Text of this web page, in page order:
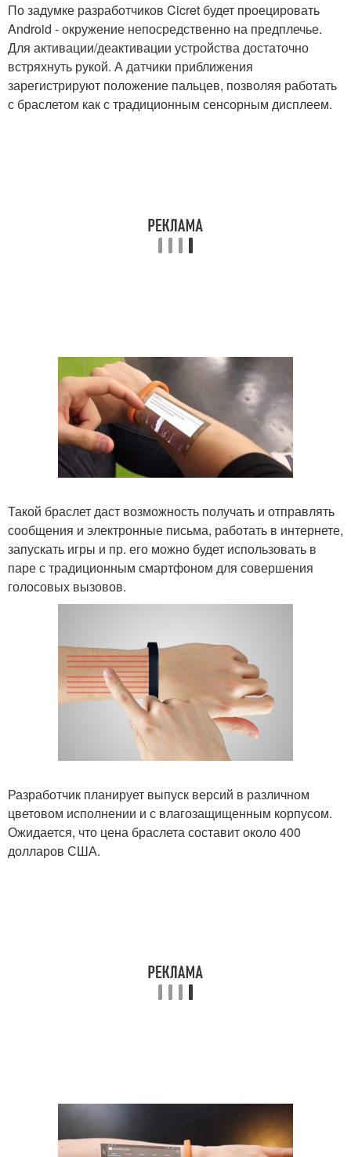
По задумке разработчиков Cicret будет проецировать
Android - окружение непосредственно на предплечье.
Для активации/деактивации устройства достаточно
встряхнуть рукой. А датчики приближения
зарегистрируют положение пальцев, позволяя работать
с браслетом как с традиционным сенсорным дисплеем.
Такой браслет даст возможность получать и отправлять
сообщения и электронные письма, работать в интернете,
запускать игры и пр. его можно будет использовать в
паре с традиционным смартфоном для совершения
голосовых вызовов.
Разработчик планирует выпуск версий в различном
цветовом исполнении и с влагозащищенным корпусом.
Ожидается, что цена браслета составит около 400
долларов США.